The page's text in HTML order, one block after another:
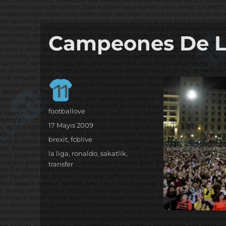
footbaLLove
it's the football, that's the football…
Campeones De
Yazar
footballove
Yayın
tarihi
17 Mayıs 2009
Kategoriler
brexit,fcblive
Etiketler
la liga, ronaldo,sakatlik,
transfer